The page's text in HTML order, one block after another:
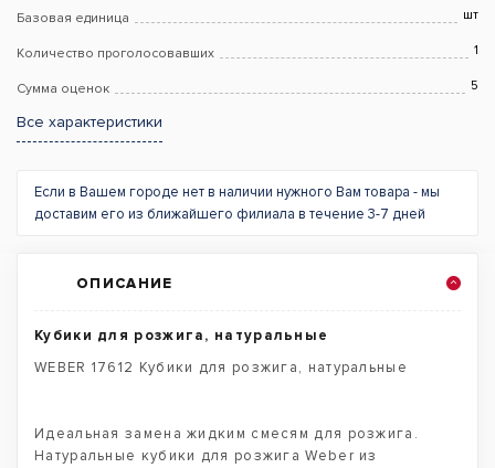
Базовая единица шт
Количество проголосовавших 1
Сумма оценок 5
Все характеристики
Если в Вашем городе нет в наличии нужного Вам товара - мы
доставим его из ближайшего филиала в течение 3-7 дней
ОПИСАНИЕ
Кубики для розжига, натуральные
WEBER 17612 Кубики для розжига, натуральные
Идеальная замена жидким смесям для розжига.
Натуральные кубики для розжига Weber из